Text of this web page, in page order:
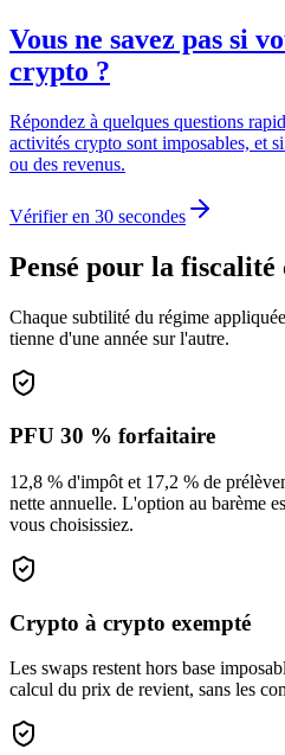
Vous ne savez pas si
crypto ?
Répondez à quelques questions
activités crypto sont imposables, et
ou des revenus.
Vérifier en 30 secondes
Pensé pour la
Chaque subtilité du régime
tienne d'une année sur l'autre.
PFU 30 % forfaitaire
12,8 % d'impôt et 17,2 % de
nette annuelle. L'option au barème
vous choisissiez.
Crypto à crypto exempté
Les swaps restent hors base
calcul du prix de revient, sans les